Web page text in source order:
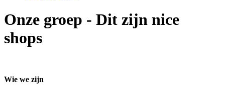
Onze groep - Dit zijn nice
shops
Wie we zijn